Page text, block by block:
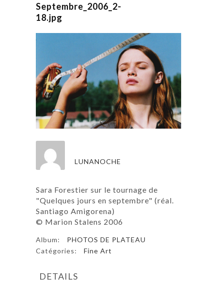
Septembre_2006_2-
18.jpg
LUNANOCHE
Sara Forestier sur le tournage de
"Quelques jours en septembre" (réal.
Santiago Amigorena)
© Marion Stalens 2006
Album:
PHOTOS DE PLATEAU
Catégories:
Fine Art
DETAILS